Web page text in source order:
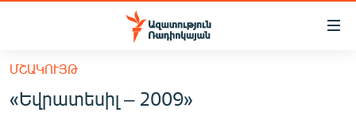
Մատչելիության
հիմնական
բովանդակությանը
ՀԱՅԱՍՏԱՆ
ՄՇԱԿՈՒՅԹ
«Եվրատեսիլ – 2009»